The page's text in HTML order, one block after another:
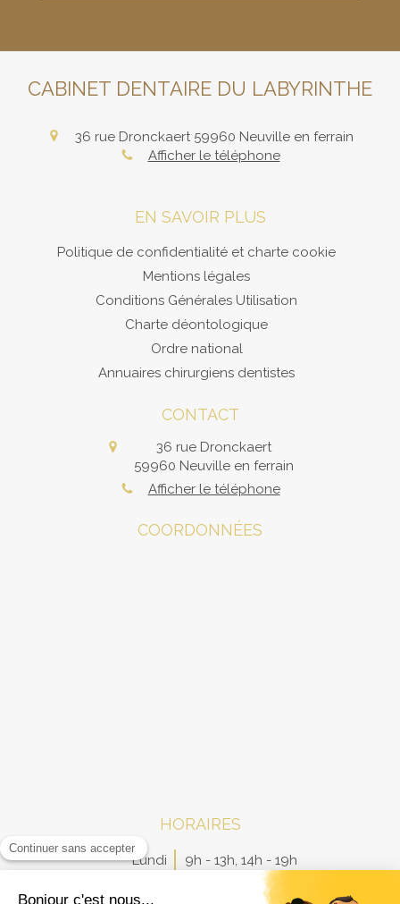
CABINET DENTAIRE DU LABYRINTHE
36 rue Dronckaert 59960 Neuville en ferrain
Afficher le téléphone
EN SAVOIR PLUS
Politique de confidentialité et charte cookie
Mentions légales
Conditions Générales Utilisation
Charte déontologique
Ordre national
Annuaires chirurgiens dentistes
CONTACT
36 rue Dronckaert
59960 Neuville en ferrain
Afficher le téléphone
COORDONNÉES
HORAIRES
Lundi 9h - 13h, 14h - 19h
14h - 19h